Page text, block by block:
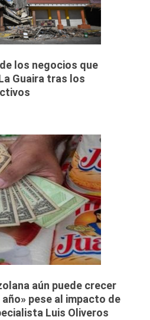
los negocios que
Guaira tras los
aún puede crecer
año» pese al impacto de
Luis Oliveros